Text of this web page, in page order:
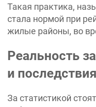
Такая практика,
стала нормой при
жилые районы, во
Реальность
и
За статистикой